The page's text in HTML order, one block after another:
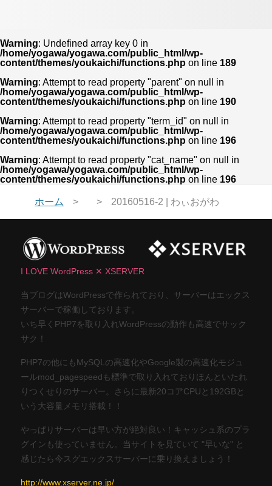
Warning: Undefined array key 0 in
/home/yogawa/yogawa.com/public_html/wp-
content/themes/youkaichi/functions.php on line 189
Warning: Attempt to read property "parent" on null in
/home/yogawa/yogawa.com/public_html/wp-
content/themes/youkaichi/functions.php on line 190
Warning: Attempt to read property "term_id" on null in
/home/yogawa/yogawa.com/public_html/wp-
content/themes/youkaichi/functions.php on line 196
Warning: Attempt to read property "cat_name" on null in
/home/yogawa/yogawa.com/public_html/wp-
content/themes/youkaichi/functions.php on line 196
ホーム 20160516-2 | わぃおがわ
I LOVE WordPress ✕ XSERVER
当ブログはWordPressで作られており、サーバーはエックス
サーバーで稼働しております。
いち早くPHP7を取り入れWordPressの動作も高速でサック
サク！
PHP7の他にもMySQLの高速化やGoogle製の高速化モジュ
ールmod_pagespeedも標準で取り入れておりほんといたれ
りつくせりのサーバー。さらに最新20コアCPUと192GBと
いう大容量メモリ搭載！！
やっぱりサーバーは早い方が絶対良い！キャッシュ系のプラ
グインも使っていません。当サイトを見ていて "早いな" と
感じたら今スグエックスサーバーに乗り換えましょう！
http://www.xserver.ne.jp/